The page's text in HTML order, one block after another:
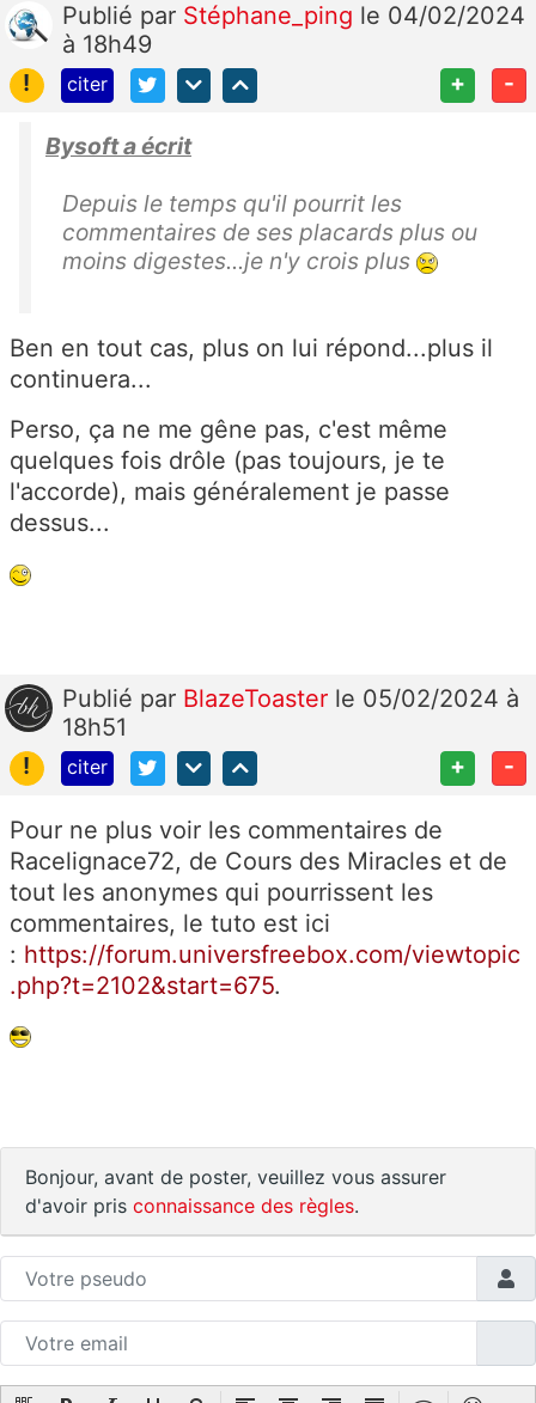
Publié par Stéphane_ping le 04/02/2024
à 18h49
!
citer + -
Bysoft a écrit
Depuis le temps qu'il pourrit les
commentaires de ses placards plus ou
moins digestes...je n'y crois plus
Ben en tout cas, plus on lui répond...plus il
continuera...
Perso, ça ne me gêne pas, c'est même
quelques fois drôle (pas toujours, je te
l'accorde), mais généralement je passe
dessus...
Publié par BlazeToaster le 05/02/2024 à
18h51
!
citer + -
Pour ne plus voir les commentaires de
Racelignace72, de Cours des Miracles et de
tout les anonymes qui pourrissent les
commentaires, le tuto est ici
: https://forum.universfreebox.com/viewtopic
.php?t=2102&start=675.
Bonjour, avant de poster, veuillez vous assurer
d'avoir pris connaissance des règles.